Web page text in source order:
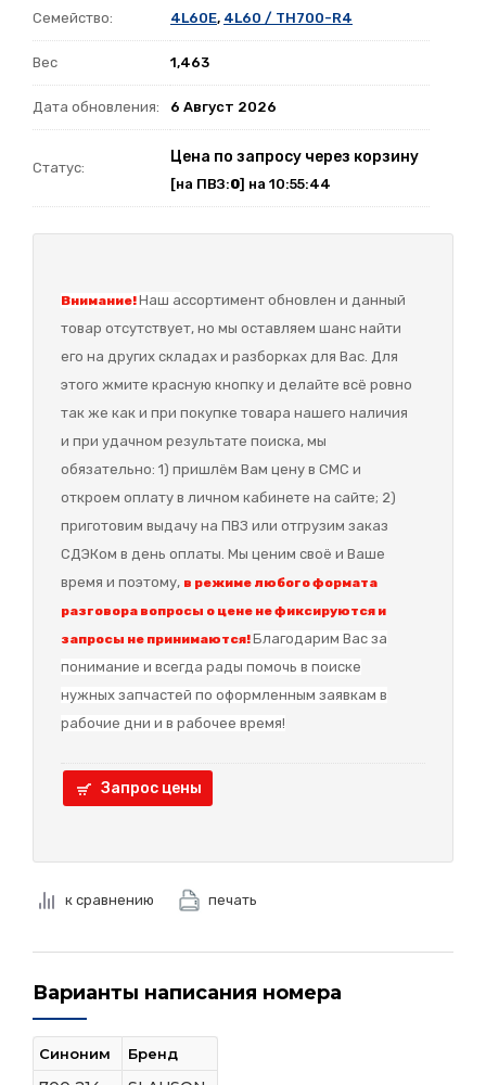
Семейство: 4L60E, 4L60 / TH700-R4
Вес 1,463
Дата обновления: 6 Август 2026
Статус:
Цена по запросу через корзину
[на ПВЗ:0] на 10:55:44
Внимание!Наш ассортимент обновлен и данный
товар отсутствует, но мы оставляем шанс найти
его на других складах и разборках для Вас. Для
этого жмите красную кнопку и делайте всё ровно
так же как и при покупке товара нашего наличия
и при удачном результате поиска, мы
обязательно: 1) пришлём Вам цену в СМС и
откроем оплату в личном кабинете на сайте; 2)
приготовим выдачу на ПВЗ или отгрузим заказ
СДЭКом в день оплаты. Мы ценим своё и Ваше
время и поэтому, в режиме любого формата
разговора вопросы о цене не фиксируются и
запросы не принимаются!Благодарим Вас за
понимание и всегда рады помочь в поиске
нужных запчастей по оформленным заявкам в
рабочие дни и в рабочее время!
Запрос цены
к сравнению печать
Варианты написания номера
Синоним Бренд